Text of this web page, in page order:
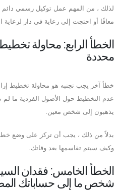
لذلك ، من المهم عمل توكيل رسمي
معاقًا أو احتجت إلى رعاية في دار لرعاية
الخطأ الرابع: محاولة
محددة
خطأ آخر يجب تجنبه هو محاولة تخطيط
عدم التخطيط حول الأصول الفردية ما لم
يذهبون إلى شخص معين.
بدلاً من ذلك ، يجب أن تركز على وضع
وكيف سيتم تقاسمها بعد وفاتك.
الخطأ الخامس: فقدان
شخص ما إلى حساباتك